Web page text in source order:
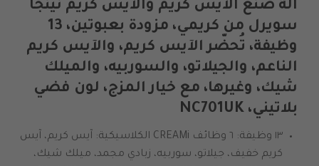
آلة صنع الآيس كريم والآيس كريم نينجا
سويرل من كريمي، مزودة بعبوتين، 13
وظيفة، تُحضّر الآيس كريم، والآيس كريم
الناعم، والجيلاتو، والسوربيه، والميلك
شيك، وغيرها، مع خيار المزج، لون فضي
بلاتيني، NC701UK
١٣ وظيفة: ٦ وظائف CREAMi الكلاسيكية: آيس كريم، آيس
كريم خفيف، جيلاتو، سوربيه، زبادي مجمد، ميلك شيك،